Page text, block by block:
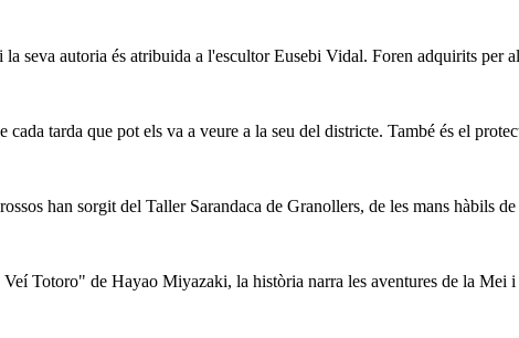
seva autoria és atribuida a l'escultor Eusebi Vidal. Foren adquirits per
tarda que pot els va a veure a la seu del districte. També és el
han sorgit del Taller Sarandaca de Granollers, de les mans hàbils
Totoro" de Hayao Miyazaki, la història narra les aventures de la Mei i